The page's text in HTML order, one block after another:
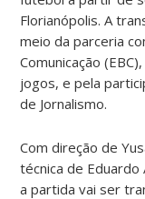
Florianópolis. A
meio da parceria
Comunicação
jogos, e pela
de Jornalismo.
Com direção de
técnica de Eduardo
a partida vai ser